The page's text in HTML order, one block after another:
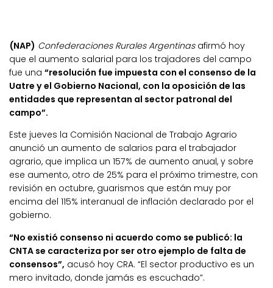
(NAP) Confederaciones Rurales Argentinasafirmó hoy
que el aumento salarial para los trajadores del campo
fue una “resolución fue impuesta con el consenso de la
Uatre y el Gobierno Nacional, con la oposición de las
entidades que representan al sector patronal del
campo”.
Este jueves la Comisión Nacional de Trabajo Agrario
anunció un aumento de salarios para el trabajador
agrario, que implica un 157% de aumento anual, y sobre
ese aumento, otro de 25% para el próximo trimestre, con
revisión en octubre, guarismos que están muy por
encima del 115% interanual de inflación declarado por el
gobierno.
“No existió consenso ni acuerdo como se publicó: la
CNTA se caracteriza por ser otro ejemplo de falta de
consensos”, acusó hoy CRA. “El sector productivo es un
mero invitado, donde jamás es escuchado”.